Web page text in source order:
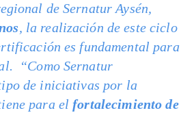
de Sernatur Aysén,
, la realización de este ciclo
es fundamental para
“Como Sernatur
de iniciativas por la
para elfortalecimiento de